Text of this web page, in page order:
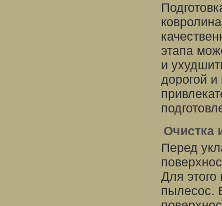
этапа
и
дорогой и
Очистка
Перед
Для
пылесос.